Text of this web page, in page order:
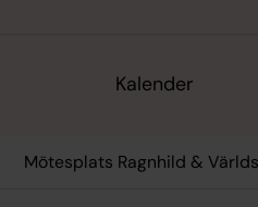
Kalender
Mötesplats Ragnhild &